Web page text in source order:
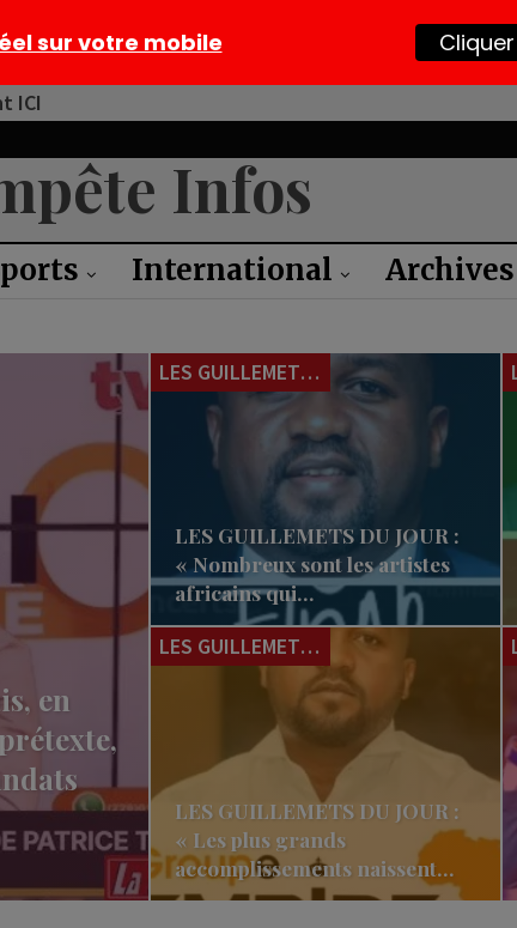
ICI
International Archives
en
LES GUILLEMETS DU JOUR
LES GUILLEMETS DU JOUR :
« Nombreux sont les artistes
africains qui…
LES GUILLEMETS DU JOUR
LES GUILLEMETS DU JOUR :
« Les plus grands
accomplissements naissent…
sur votre mobile